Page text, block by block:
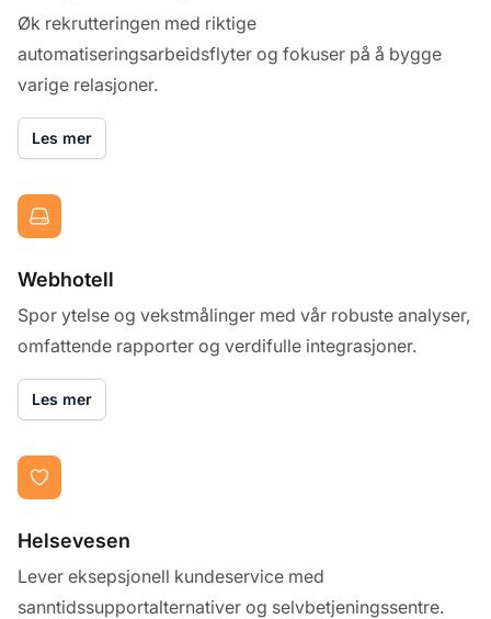
Øk rekrutteringen med riktige
automatiseringsarbeidsflyter og fokuser på å bygge
varige relasjoner.
Les mer
Webhotell
Spor ytelse og vekstmålinger med vår robuste analyser,
omfattende rapporter og verdifulle integrasjoner.
Les mer
Helsevesen
Lever eksepsjonell kundeservice med
sanntidssupportalternativer og selvbetjeningssentre.